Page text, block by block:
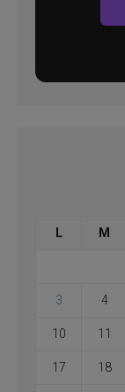
L M
3 4
10 11
17 18